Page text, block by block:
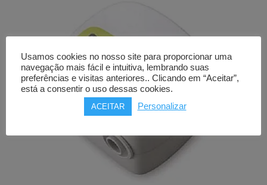
Usamos cookies no nosso site para proporcionar uma
navegação mais fácil e intuitiva, lembrando suas
preferências e visitas anteriores.. Clicando em “Aceitar”,
está a consentir o uso dessas cookies.
ACEITAR Personalizar